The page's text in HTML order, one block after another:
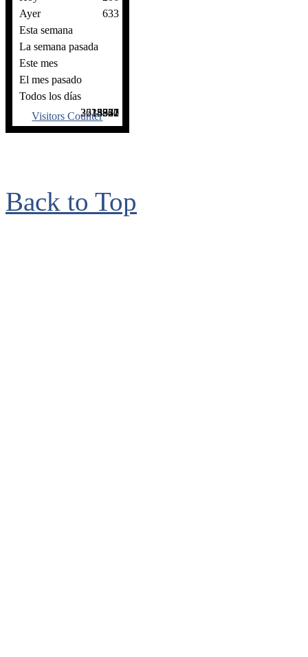
Ayer
Esta semana
La semana pasada
Este mes
El mes pasado
Todos los días
633
3827
2635740
4362
18571
3218932
Visitors Counter
Back to Top